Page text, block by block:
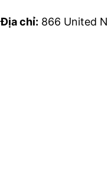
Địa chỉ: 866 United